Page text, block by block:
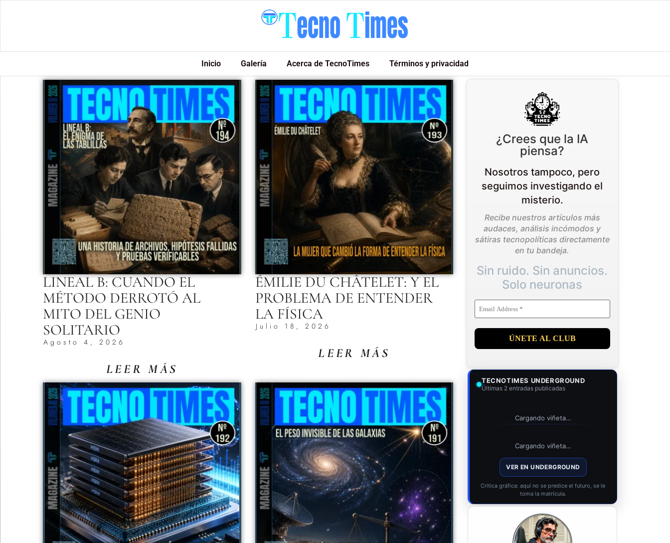
Inicio Galería Acerca de TecnoTimes Términos y privacidad
LINEAL B: CUANDO EL
MÉTODO DERROTÓ AL
MITO DEL GENIO
SOLITARIO
Agosto 4, 2026
LEER MÁS
ÉMILIE DU CHÂTELET: Y EL
PROBLEMA DE ENTENDER
LA FÍSICA
Julio 18, 2026
LEER MÁS
¿Crees que la IA
piensa?
Nosotros tampoco, pero
seguimos investigando el
misterio.
Recibe nuestros artículos más
audaces, análisis incómodos y
sátiras tecnopolíticas directamente
en tu bandeja.
Sin ruido. Sin anuncios.
Solo neuronas
TECNOTIMES UNDERGROUND
Últimas 2 entradas publicadas
Cargando viñeta…
Cargando viñeta…
VER EN UNDERGROUND
Crítica gráfica: aquí no se predice el futuro, se le
toma la matrícula.